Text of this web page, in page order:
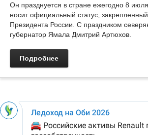
Он празднуется в стране ежегодно 8
носит официальный статус,
Президента России. С праздником
губернатор Ямала Дмитрий Артюхов.
Подробнее